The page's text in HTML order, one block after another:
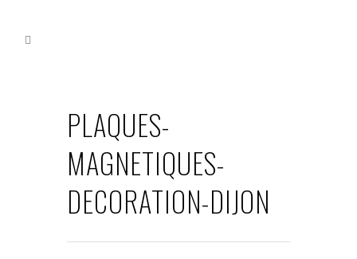
PLAQUES-
MAGNETIQUES-
DECORATION-DIJON